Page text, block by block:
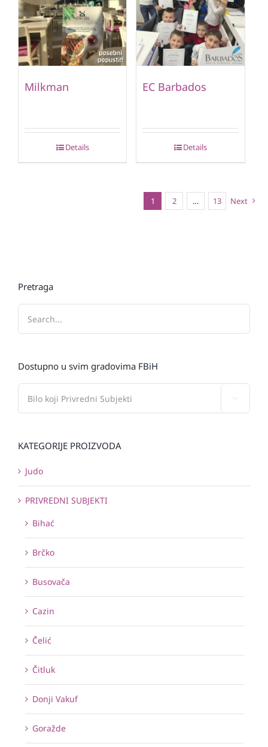
Milkman
Details
EC Barbados
Details
1 2 … 13 Next
Pretraga
Dostupno u svim gradovima FBiH
KATEGORIJE PROIZVODA
Judo
PRIVREDNI SUBJEKTI
Bihać
Brčko
Busovača
Cazin
Čelić
Čitluk
Donji Vakuf
Goražde